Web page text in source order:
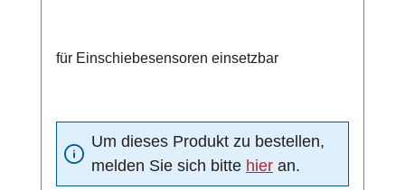
für Einschiebesensoren einsetzbar
Um dieses Produkt zu bestellen,
melden Sie sich bitte hier an.